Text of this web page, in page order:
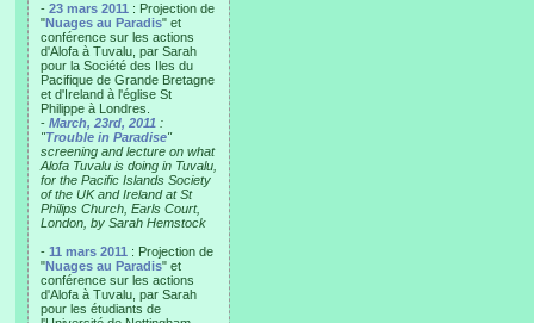
- 23 mars 2011 : Projection de
"Nuages au Paradis" et
conférence sur les actions
d'Alofa à Tuvalu, par Sarah
pour la Société des Iles du
Pacifique de Grande Bretagne
et d'Ireland à l'église St
Philippe à Londres.
- March, 23rd, 2011 :
"Trouble in Paradise"
screening and lecture on what
Alofa Tuvalu is doing in Tuvalu,
for the Pacific Islands Society
of the UK and Ireland at St
Philips Church, Earls Court,
London, by Sarah Hemstock
- 11 mars 2011 : Projection de
"Nuages au Paradis" et
conférence sur les actions
d'Alofa à Tuvalu, par Sarah
pour les étudiants de